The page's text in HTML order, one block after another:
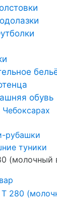
обувь
рубашки
туники
(молочный